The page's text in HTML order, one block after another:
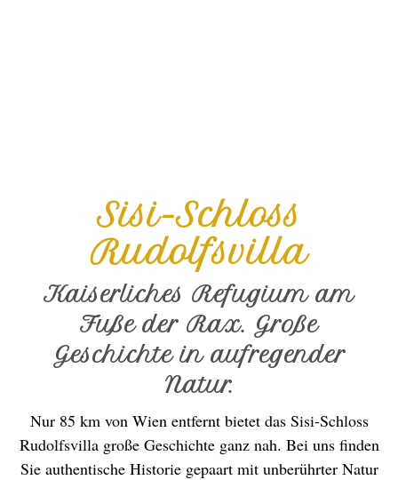
Sisi-Schloss
Rudolfsvilla
Kaiserliches Refugium am
Fuße der Rax. Große
Geschichte in aufregender
Natur.
Nur 85 km von Wien entfernt bietet das Sisi-Schloss
Rudolfsvilla große Geschichte ganz nah. Bei uns finden
Sie authentische Historie gepaart mit unberührter Natur